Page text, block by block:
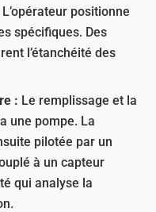
L’opérateur positionne
spécifiques. Des
l’étanchéité des
: Le remplissage et la
une pompe. La
pilotée par un
à un capteur
qui analyse la